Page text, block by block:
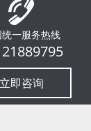
一服务热线
立即咨询